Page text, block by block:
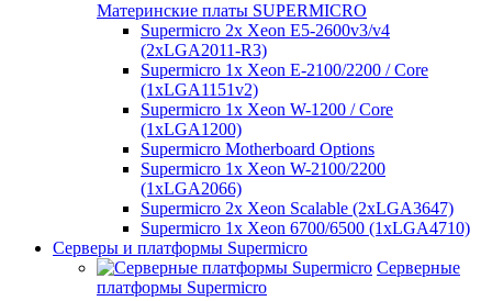
Материнские платы SUPERMICRO
Supermicro 2x Xeon E5-2600v3/v4
(2xLGA2011-R3)
Supermicro 1x Xeon E-2100/2200 / Core
(1xLGA1151v2)
Supermicro 1x Xeon W-1200 / Core
(1xLGA1200)
Supermicro Motherboard Options
Supermicro 1x Xeon W-2100/2200
(1xLGA2066)
Supermicro 2x Xeon Scalable (2xLGA3647)
Supermicro 1x Xeon 6700/6500 (1xLGA4710)
Серверы и платформы Supermicro
Серверные
платформы Supermicro